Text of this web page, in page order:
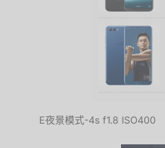
E夜景模式-4s f1.8 ISO400